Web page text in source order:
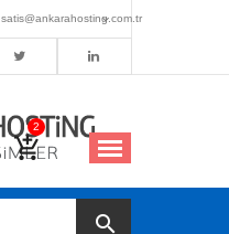
satis@ankarahosting.com.tr